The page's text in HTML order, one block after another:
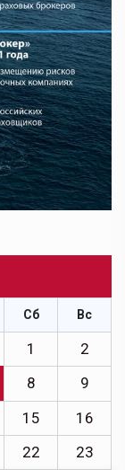
Сб Вс
1
2
8
9
15
16
22 23